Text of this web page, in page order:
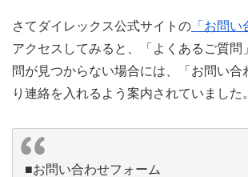
さてダイレックス公式サイトの 「お問
アクセスしてみると、「よくあるご質問
問が見つからない場合には、「お問い合
り連絡を入れるよう案内されていました。
■お問い合わせフォーム